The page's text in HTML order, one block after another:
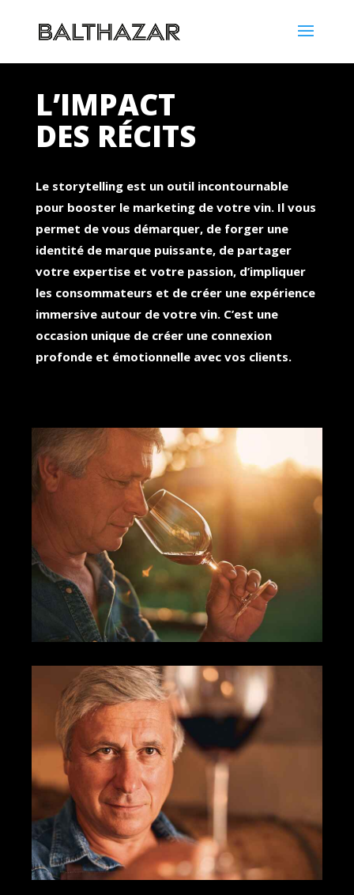
L’IMPACT
DES RÉCITS
Le storytelling est un outil incontournable
pour booster le marketing de votre vin. Il vous
permet de vous démarquer, de forger une
identité de marque puissante, de partager
votre expertise et votre passion, d’impliquer
les consommateurs et de créer une expérience
immersive autour de votre vin. C’est une
occasion unique de créer une connexion
profonde et émotionnelle avec vos clients.